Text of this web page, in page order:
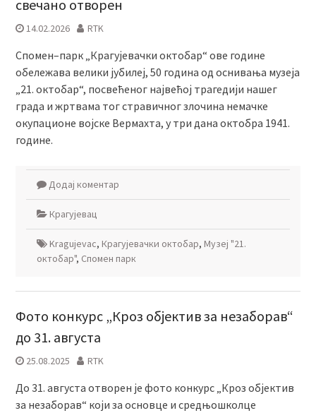
свечано отворен
14.02.2026 RTK
Спомен–парк „Крагујевачки октобар“ ове године
обележава велики јубилеј, 50 година од оснивања музеја
„21. октобар“, посвећеног највећој трагедији нашег
града и жртвама тог стравичног злочина немачке
окупационе војске Вермахта, у три дана октобра 1941.
године.
Додај коментар
Крагујевац
Kragujevac, Крагујевачки октобар, Музеј "21.
октобар", Спомен парк
Фото конкурс „Кроз објектив за незаборав“
до 31. августа
25.08.2025 RTK
До 31. августа отворен је фото конкурс „Кроз објектив
за незаборав“ који за основце и средњошколце